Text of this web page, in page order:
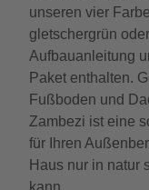
unseren vier
gletschergrün
Aufbauanleitung
Paket enthalten.
Fußboden und
Zambezi ist eine
für Ihren
Haus nur in natur
kann.